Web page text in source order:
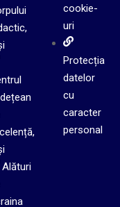
Alături
cookie-
uri
Protecția
datelor
cu
caracter
personal